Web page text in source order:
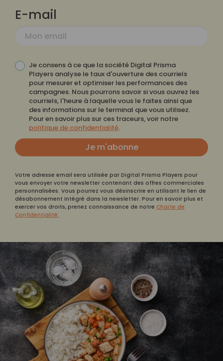
E-mail
Je consens à ce que la société Digital Prisma
Players analyse le taux d'ouverture des courriels
pour mesurer et optimiser les performances des
campagnes. Nous pourrons savoir si vous ouvrez les
courriels, l'heure à laquelle vous le faites ainsi que
des informations sur le terminal que vous utilisez.
Pour en savoir plus sur ces traceurs, voir notre
politique de confidentialité.
Je m'abonne
Votre adresse email sera utilisée par Digital Prisma Players pour
vous envoyer votre newsletter contenant des offres commerciales
personnalisées. Vous pourrez vous désinscrire en utilisant le lien de
désabonnement intégré dans la newsletter. Pour en savoir plus et
exercer vos droits, prenez connaissance de notre Charte de
Confidentialité.